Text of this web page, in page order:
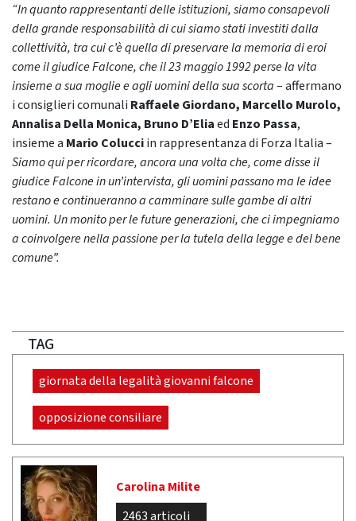
“In quanto rappresentanti delle istituzioni, siamo consapevoli
della grande responsabilità di cui siamo stati investiti dalla
collettività, tra cui c’è quella di preservare la memoria di eroi
come il giudice Falcone, che il 23 maggio 1992 perse la vita
insieme a sua moglie e agli uomini della sua scorta– affermano
i consiglieri comunali Raffaele Giordano, Marcello Murolo,
Annalisa Della Monica, Bruno D’Eliaed Enzo Passa,
insieme a Mario Colucciin rappresentanza di Forza Italia –
Siamo qui per ricordare, ancora una volta che, come disse il
giudice Falcone in un’intervista, gli uomini passano ma le idee
restano e continueranno a camminare sulle gambe di altri
uomini. Un monito per le future generazioni, che ci impegniamo
a coinvolgere nella passione per la tutela della legge e del bene
comune”.
TAG
giornata della legalità giovanni falcone
opposizione consiliare
Carolina Milite
2463 articoli